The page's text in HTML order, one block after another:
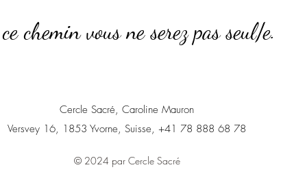
chemin vous ne serez pas seul/e.
Cercle Sacré, Caroline Mauron
Versvey 16, 1853 Yvorne, Suisse, +41 78 888 68 78
© 2024 par Cercle Sacré